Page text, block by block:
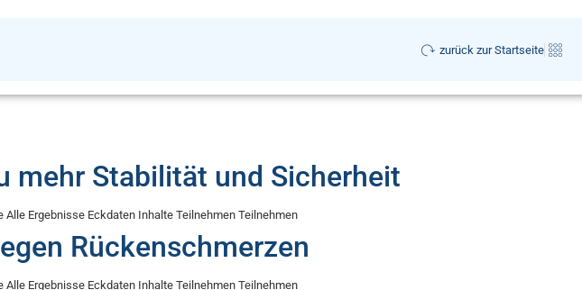
zurück zur Startseite
mehr Stabilität und Sicherheit
Ergebnisse Eckdaten Inhalte Teilnehmen Teilnehmen
Rückenschmerzen
Ergebnisse Eckdaten Inhalte Teilnehmen Teilnehmen